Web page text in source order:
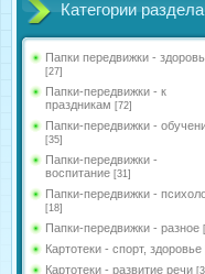
Категории раздела
Папки передвижки -
[27]
Папки-передвижки - к
праздникам [72]
Папки-передвижки -
[35]
Папки-передвижки -
воспитание [31]
Папки-передвижки -
[18]
Папки-передвижки - разное
Картотеки - спорт, здоровье
Картотеки - развитие речи